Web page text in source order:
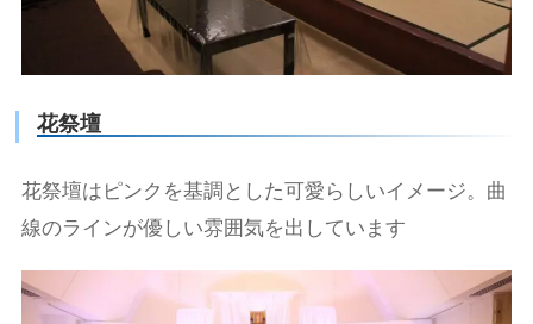
花祭壇
花祭壇はピンクを基調とした可愛らしいイメージ。曲
線のラインが優しい雰囲気を出しています